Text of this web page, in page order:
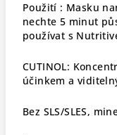
Použití : Masku
nechte 5 minut
používat s
CUTINOL:
účinkem a
Bez SLS/SLES,